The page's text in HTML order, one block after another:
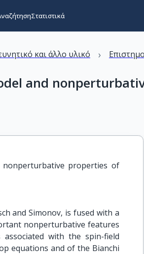
Στατιστικά
και άλλο υλικό ›
and
nonperturbative properties of
and Simonov, is fused with a
nonperturbative features
with the spin-field
equations and of the Bianchi